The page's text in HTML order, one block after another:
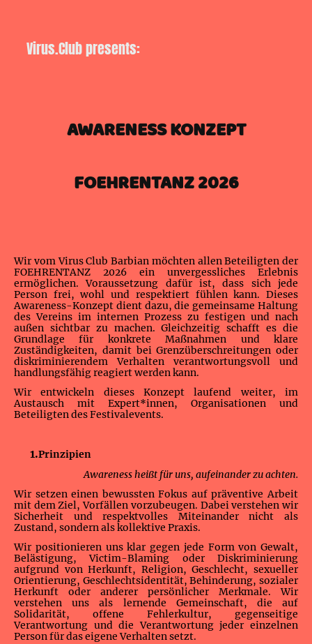
Virus.Club presents:
AWARENESS KONZEPT
FOEHRENTANZ 2026
Wir vom Virus Club Barbian möchten allen Beteiligten der
FOEHRENTANZ 2026 ein unvergessliches Erlebnis
ermöglichen. Voraussetzung dafür ist, dass sich jede
Person frei, wohl und respektiert fühlen kann. Dieses
Awareness-Konzept dient dazu, die gemeinsame Haltung
des Vereins im internen Prozess zu festigen und nach
außen sichtbar zu machen. Gleichzeitig schafft es die
Grundlage für konkrete Maßnahmen und klare
Zuständigkeiten, damit bei Grenzüberschreitungen oder
diskriminierendem Verhalten verantwortungsvoll und
handlungsfähig reagiert werden kann.
Wir entwickeln dieses Konzept laufend weiter, im
Austausch mit Expert*innen, Organisationen und
Beteiligten des Festivalevents.
1.Prinzipien
Awareness heißt für uns, aufeinander zu achten.
Wir setzen einen bewussten Fokus auf präventive Arbeit
mit dem Ziel, Vorfällen vorzubeugen. Dabei verstehen wir
Sicherheit und respektvolles Miteinander nicht als
Zustand, sondern als kollektive Praxis.
Wir positionieren uns klar gegen jede Form von Gewalt,
Belästigung, Victim-Blaming oder Diskriminierung
aufgrund von Herkunft, Religion, Geschlecht, sexueller
Orientierung, Geschlechtsidentität, Behinderung, sozialer
Herkunft oder anderer persönlicher Merkmale. Wir
verstehen uns als lernende Gemeinschaft, die auf
Solidarität, offene Fehlerkultur, gegenseitige
Verantwortung und die Verantwortung jeder einzelnen
Person für das eigene Verhalten setzt.